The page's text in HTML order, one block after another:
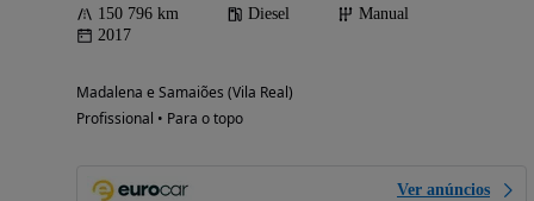
150 796 km Diesel
Manual
2017
Madalena e Samaiões (Vila Real)
Profissional • Para o topo
Ver anúncios